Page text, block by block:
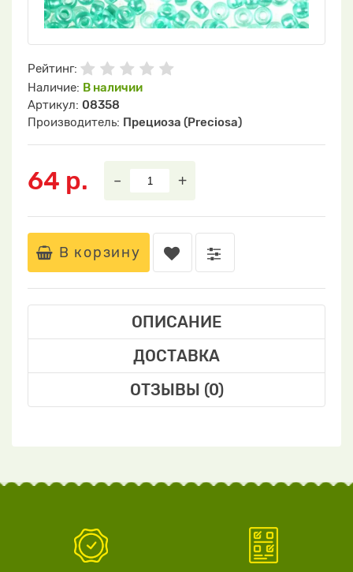
Рейтинг:
Наличие: В наличии
Артикул: 08358
Производитель: Прециоза (Preciosa)
64 р. – +
В корзину
ОПИСАНИЕ
ДОСТАВКА
ОТЗЫВЫ (0)